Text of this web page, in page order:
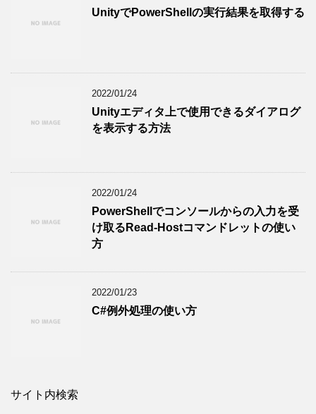
UnityでPowerShellの実行結果を取得する
2022/01/24
Unityエディタ上で使用できるダイアログ
を表示する方法
2022/01/24
PowerShellでコンソールからの入力を受
け取るRead-Hostコマンドレットの使い
方
2022/01/23
C#例外処理の使い方
サイト内検索